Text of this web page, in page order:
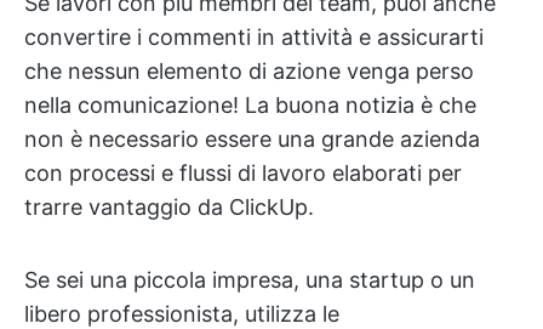
convertire i commenti in attività e assicurarti
che nessun elemento di azione venga perso
nella comunicazione! La buona notizia è che
non è necessario essere una grande azienda
con processi e flussi di lavoro elaborati per
trarre vantaggio da ClickUp.
Se sei una piccola impresa, una startup o un
libero professionista, utilizza le